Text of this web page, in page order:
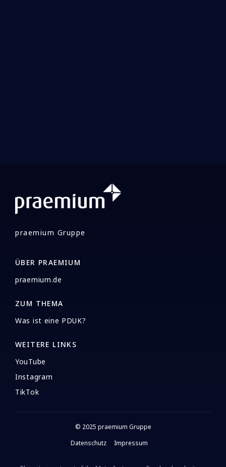
praemium Gruppe
ÜBER PRAEMIUM
praemium.de
ZUM THEMA
Was ist eine PDUK?
WEITERE LINKS
YouTube
Instagram
TikTok
© 2025 praemium Gruppe
Datenschutz
Impressum